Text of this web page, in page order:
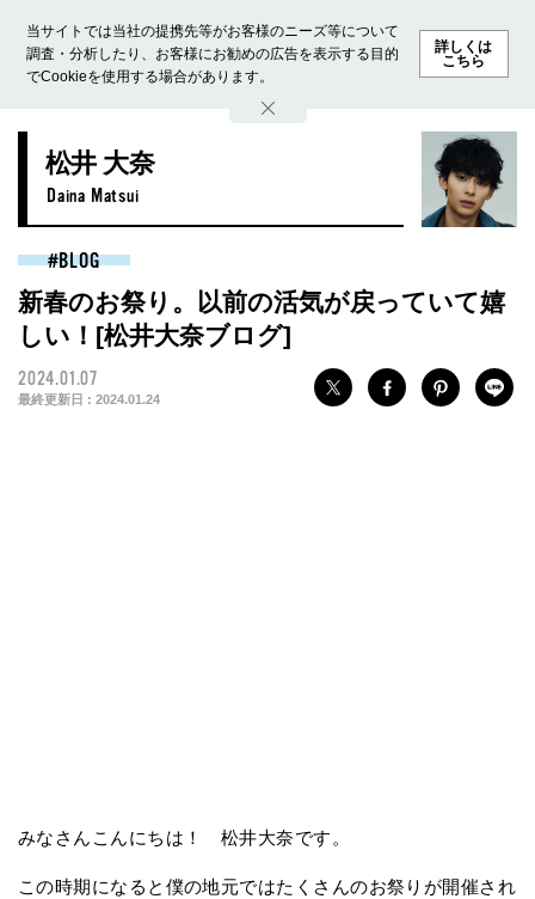
当サイトでは当社の提携先等がお客様のニーズ等について
調査・分析したり、お客様にお勧めの広告を表示する目的
でCookieを使用する場合があります。
詳しくは
こちら
ホーム モデル募集 ランキング ファッション ビューテ
松井 大奈
Daina Matsui
BLOG
新春のお祭り。以前の活気が戻っていて嬉
しい！[松井大奈ブログ]
2024.01.07
最終更新日 : 2024.01.24
みなさんこんにちは！ 松井大奈です。
この時期になると僕の地元ではたくさんのお祭りが開催され